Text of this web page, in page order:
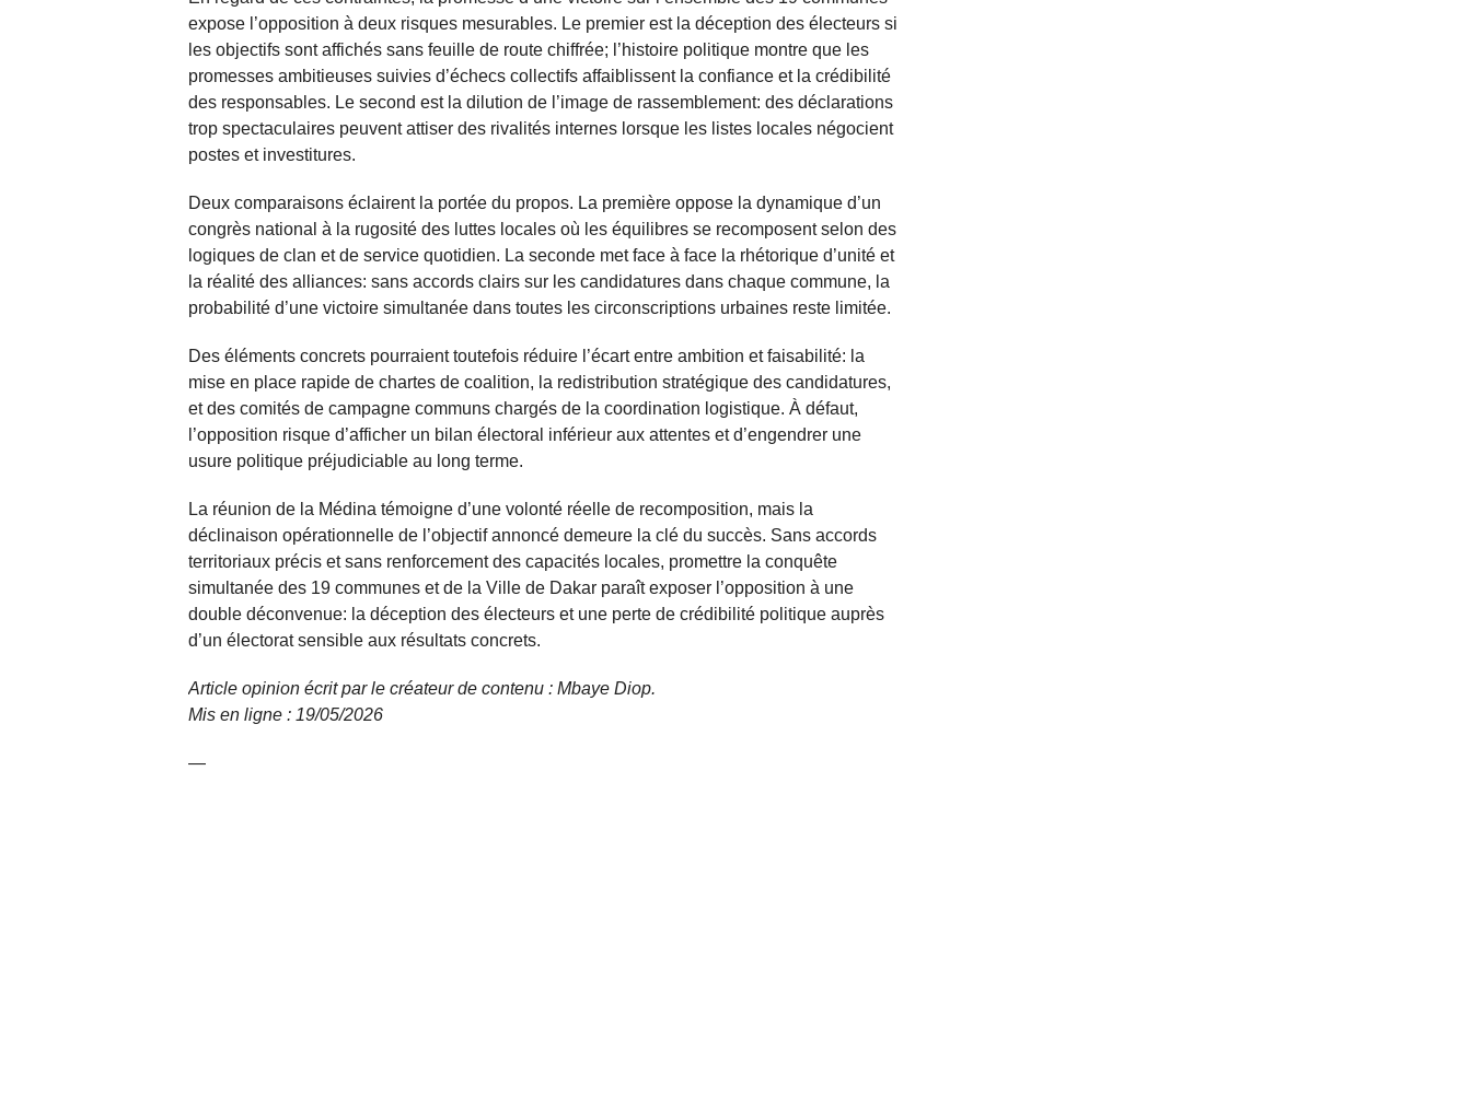
expose l’opposition à deux risques mesurables. Le premier est la déception des électeurs si
les objectifs sont affichés sans feuille de route chiffrée; l’histoire politique montre que les
promesses ambitieuses suivies d’échecs collectifs affaiblissent la confiance et la crédibilité
des responsables. Le second est la dilution de l’image de rassemblement: des déclarations
trop spectaculaires peuvent attiser des rivalités internes lorsque les listes locales négocient
postes et investitures.
Deux comparaisons éclairent la portée du propos. La première oppose la dynamique d’un
congrès national à la rugosité des luttes locales où les équilibres se recomposent selon des
logiques de clan et de service quotidien. La seconde met face à face la rhétorique d’unité et
la réalité des alliances: sans accords clairs sur les candidatures dans chaque commune, la
probabilité d’une victoire simultanée dans toutes les circonscriptions urbaines reste limitée.
Des éléments concrets pourraient toutefois réduire l’écart entre ambition et faisabilité: la
mise en place rapide de chartes de coalition, la redistribution stratégique des candidatures,
et des comités de campagne communs chargés de la coordination logistique. À défaut,
l’opposition risque d’afficher un bilan électoral inférieur aux attentes et d’engendrer une
usure politique préjudiciable au long terme.
La réunion de la Médina témoigne d’une volonté réelle de recomposition, mais la
déclinaison opérationnelle de l’objectif annoncé demeure la clé du succès. Sans accords
territoriaux précis et sans renforcement des capacités locales, promettre la conquête
simultanée des 19 communes et de la Ville de Dakar paraît exposer l’opposition à une
double déconvenue: la déception des électeurs et une perte de crédibilité politique auprès
d’un électorat sensible aux résultats concrets.
Article opinion écrit par le créateur de contenu : Mbaye Diop.
Mis en ligne : 19/05/2026
—